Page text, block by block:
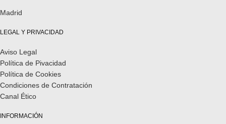
Madrid
LEGAL Y PRIVACIDAD
Aviso Legal
Política de Pivacidad
Política de Cookies
Condiciones de Contratación
Canal Ético
INFORMACIÓN